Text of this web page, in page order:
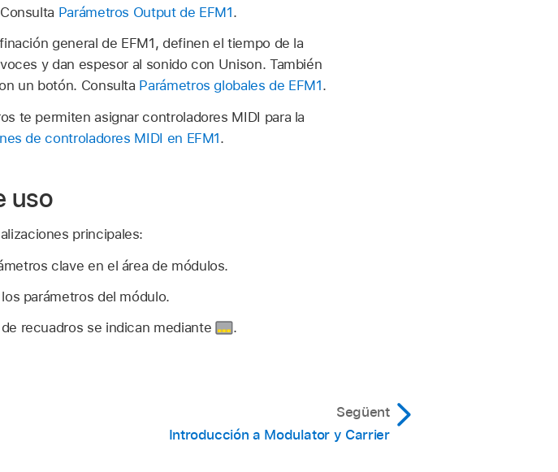
Parámetros Output de EFM1.
general de EFM1, definen el tiempo de la
y dan espesor al sonido con Unison. También
un botón. Consulta Parámetros globales de EFM1.
te permiten asignar controladores MIDI para la
de controladores MIDI en EFM1.
uso
principales:
clave en el área de módulos.
parámetros del módulo.
recuadros se indican mediante
.
Següent
Introducción a Modulator y Carrier